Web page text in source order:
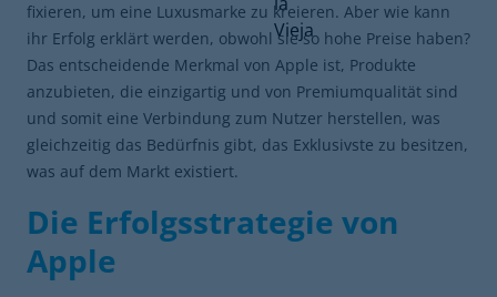
fixieren, um eine Luxusmarke zu kreieren. Aber wie kann
ihr Erfolg erklärt werden, obwohl sie so hohe Preise haben?
Das entscheidende Merkmal von Apple ist, Produkte
anzubieten, die einzigartig und von Premiumqualität sind
und somit eine Verbindung zum Nutzer herstellen, was
gleichzeitig das Bedürfnis gibt, das Exklusivste zu besitzen,
was auf dem Markt existiert.
Die Erfolgsstrategie von
Apple